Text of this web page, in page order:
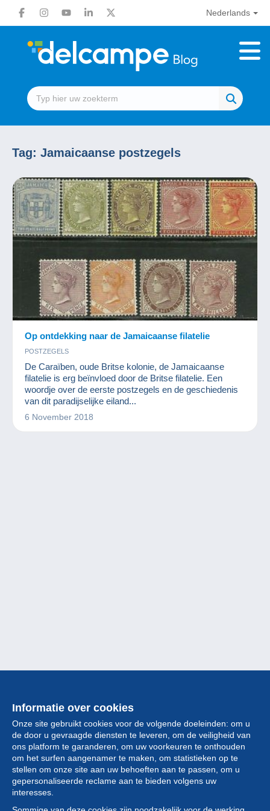
Nederlands
Tag: Jamaicaanse postzegels
Op ontdekking naar de Jamaicaanse filatelie
POSTZEGELS
De Caraïben, oude Britse kolonie, de Jamaicaanse
filatelie is erg beïnvloed door de Britse filatelie. Een
woordje over de eerste postzegels en de geschiedenis
van dit paradijselijke eiland...
6 November 2018
Informatie over cookies
Onze site gebruikt cookies voor de volgende doeleinden: om u
de door u gevraagde diensten te leveren, om de veiligheid van
ons platform te garanderen, om uw voorkeuren te onthouden
om het surfen aangenamer te maken, om statistieken op te
stellen om onze site aan uw behoeften aan te passen, om u
gepersonaliseerde reclame aan te bieden volgens uw
interesses.
Collectie